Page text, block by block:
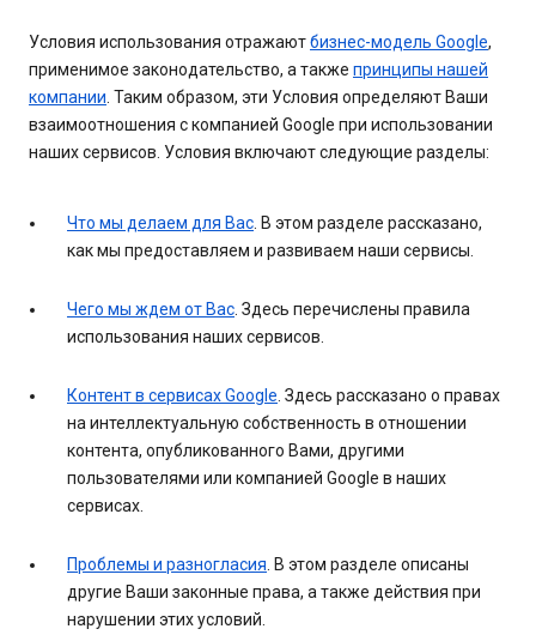
Условия использования отражаютбизнес-модель Google,
применимое законодательство, а также принципы нашей
компании . Таким образом, эти Условия определяют Ваши
взаимоотношения с компанией Google при использовании
наших сервисов. Условия включают следующие разделы:
Что мы делаем для Вас . В этом разделе рассказано,
как мы предоставляем и развиваем наши сервисы.
Чего мы ждем от Вас . Здесь перечислены правила
использования наших сервисов.
Контент в сервисах Google . Здесь рассказано о правах
на интеллектуальную собственность в отношении
контента, опубликованного Вами, другими
пользователями или компанией Google в наших
сервисах.
Проблемы и разногласия . В этом разделе описаны
другие Ваши законные права, а также действия при
нарушении этих условий.